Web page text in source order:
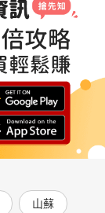
山蘇